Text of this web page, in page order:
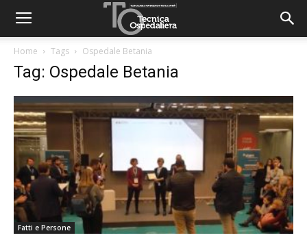
Home Tags Ospedale Betania
Tag: Ospedale Betania
Fatti e Persone